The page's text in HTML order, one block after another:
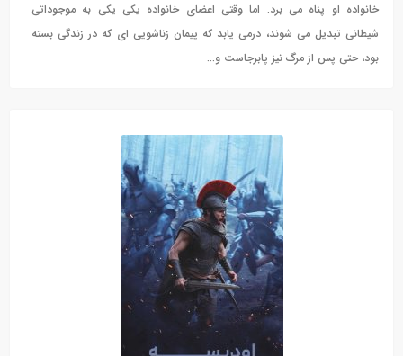
خانواده او پناه می برد. اما وقتی اعضای خانواده یکی یکی به موجوداتی
شیطانی تبدیل می شوند، درمی یابد که پیمان زناشویی ای که در زندگی بسته
بود، حتی پس از مرگ نیز پابرجاست و...